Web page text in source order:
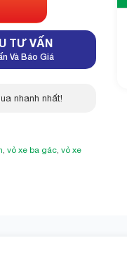
TƯ VẤN
Và Báo Giá
nhanh nhất!
vỏ xe ba gác, vỏ xe